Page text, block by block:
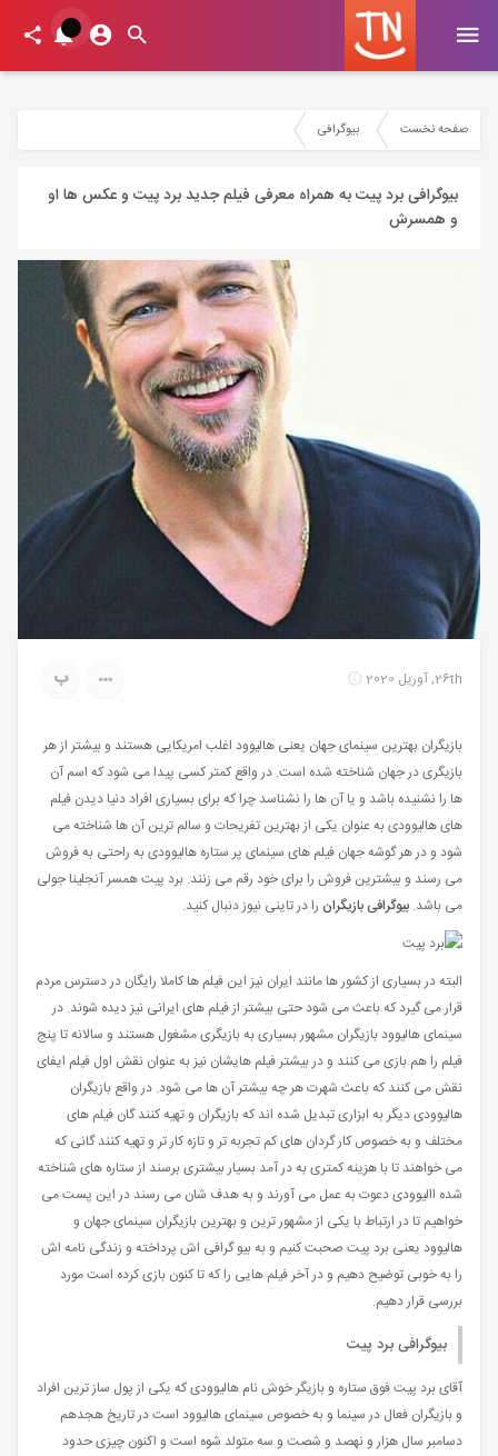
صفحه نخست بیوگرافی
بیوگرافی برد پیت به همراه معرفی فیلم جدید برد پیت و عکس ها او
و همسرش
26th, آوریل 2020 ب
بازیگران بهترین سینمای جهان یعنی هالیوود اغلب امریکایی هستند و بیشتر از هر
بازیگری در جهان شناخته شده است. در واقع کمتر کسی پیدا می شود که اسم آن
ها را نشنیده باشد و یا آن ها را نشناسد چرا که برای بسیاری افراد دنیا دیدن فیلم
های هالیوودی به عنوان یکی از بهترین تفریحات و سالم ترین آن ها شناخته می
شود و در هر گوشه جهان فیلم های سینمای پر ستاره هالیوودی به راحتی به فروش
می رسند و بیشترین فروش را برای خود رقم می زنند. برد پیت همسر آنجلینا جولی
می باشد. بیوگرافی بازیگران را در تاینی نیوز دنبال کنید.
البته در بسیاری از کشور ها مانند ایران نیز این فیلم ها کاملا رایگان در دسترس مردم
قرار می گیرد که باعث می شود حتی بیشتر از فیلم های ایرانی نیز دیده شوند. در
سینمای هالیوود بازیگران مشهور بسیاری به بازیگری مشغول هستند و سالانه تا پنج
فیلم را هم بازی می کنند و در بیشتر فیلم هایشان نیز به عنوان نقش اول فیلم ایفای
نقش می کنند که باعث شهرت هر چه بیشتر آن ها می شود. در واقع بازیگران
هالیوودی دیگر به ابزاری تبدیل شده اند که بازیگران و تهیه کنند گان فیلم های
مختلف و به خصوص کار گردان های کم تجربه تر و تازه کار تر و تهیه کنند گانی که
می خواهند تا با هزینه کمتری به در آمد بسیار بیشتری برسند از ستاره های شناخته
شده االیوودی دعوت به عمل می آورند و به هدف شان می رسند در این پست می
خواهیم تا در ارتباط با یکی از مشهور ترین و بهترین بازیگران سینمای جهان و
هالیوود یعنی برد پیت صحبت کنیم و به بیو گرافی اش پرداخته و زندگی نامه اش
را به خوبی توضیح دهيم و در آخر فیلم هایی را که تا کنون بازی کرده است مورد
بررسی قرار دهیم.
بیوگرافی برد پیت
آقای برد پیت فوق ستاره و بازیگر خوش نام هالیوودی که یکی از پول ساز ترین افراد
و بازیگران فعال در سینما و به خصوص سینمای هالیوود است در تاریخ هجدهم
دسامبر سال هزار و نهصد و شصت و سه متولد شوه است و اکنون چیزی حدود